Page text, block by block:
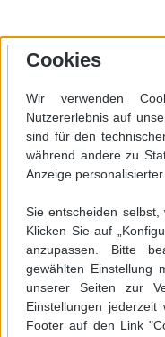
Cookies
Wir verwenden
Nutzererlebnis auf
sind für den
während andere zu
Anzeige personalisierter
Sie entscheiden selbst,
Klicken Sie auf
anzupassen. Bitte
gewählten Einstellung
unserer Seiten zur
Einstellungen
Footer auf den Link